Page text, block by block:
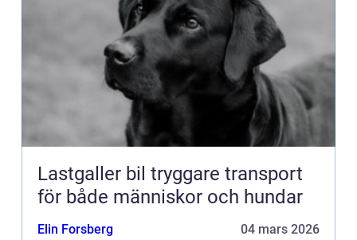
Lastgaller bil tryggare transport
för både människor och hundar
Elin Forsberg 04 mars 2026